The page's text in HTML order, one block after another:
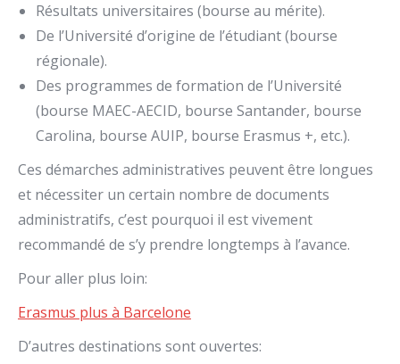
Résultats universitaires (bourse au mérite).
De l’Université d’origine de l’étudiant (bourse
régionale).
Des programmes de formation de l’Université
(bourse MAEC-AECID, bourse Santander, bourse
Carolina, bourse AUIP, bourse Erasmus +, etc.).
Ces démarches administratives peuvent être longues
et nécessiter un certain nombre de documents
administratifs, c’est pourquoi il est vivement
recommandé de s’y prendre longtemps à l’avance.
Pour aller plus loin:
Erasmus plus à Barcelone
D’autres destinations sont ouvertes: